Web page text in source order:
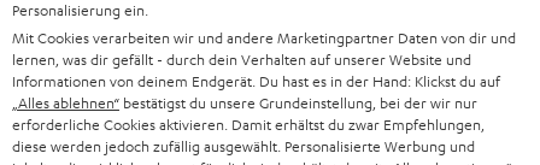
RABATT
N
e
w
Wähle deinen Gutschein!
Melde dich für den Newsletter an und erhalte bis zu
CHF 45 als Dankeschön.
Personalisierung ein.
Mit Cookies verarbeiten wir und andere Marketingpartner Daten von dir und
lernen, was dir gefällt - durch dein Verhalten auf unserer Website und
Informationen von deinem Endgerät. Du hast es in der Hand: Klickst du auf
„Alles ablehnen“ bestätigst du unsere Grundeinstellung, bei der wir nur
erforderliche Cookies aktivieren. Damit erhältst du zwar Empfehlungen,
diese werden jedoch zufällig ausgewählt. Personalisierte Werbung und